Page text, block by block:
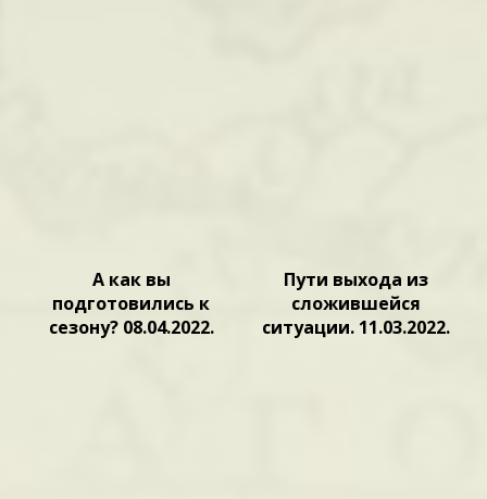
А как вы
подготовились к
сезону? 08.04.2022.
Пути выхода из
сложившейся
ситуации. 11.03.2022.